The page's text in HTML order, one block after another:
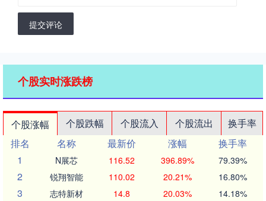
提交评论
个股实时涨跌榜
个股涨幅 个股跌幅 个股流入 个股流出
换手率
排名
名称 最新价 涨幅
换手率
1
N展芯 116.52 396.89% 79.39%
2 锐翔智能 110.02 20.21% 16.80%
3 志特新材 14.8 20.03% 14.18%